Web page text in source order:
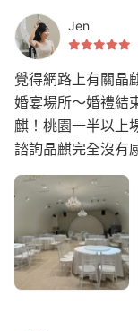
Jen
覺得網路上有關晶
婚宴場所～婚禮結
麒！桃園一半以上
諮詢晶麒完全沒有